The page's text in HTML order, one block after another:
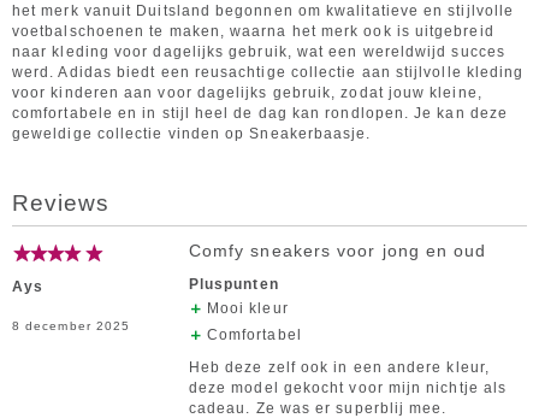
het merk vanuit Duitsland begonnen om kwalitatieve en stijlvolle
voetbalschoenen te maken, waarna het merk ook is uitgebreid
naar kleding voor dagelijks gebruik, wat een wereldwijd succes
werd. Adidas biedt een reusachtige collectie aan stijlvolle kleding
voor kinderen aan voor dagelijks gebruik, zodat jouw kleine,
comfortabele en in stijl heel de dag kan rondlopen. Je kan deze
geweldige collectie vinden op Sneakerbaasje.
Reviews
Ays
8 december 2025
Comfy sneakers voor jong en oud
Pluspunten
Mooi kleur
Comfortabel
Heb deze zelf ook in een andere kleur,
deze model gekocht voor mijn nichtje als
cadeau. Ze was er superblij mee.